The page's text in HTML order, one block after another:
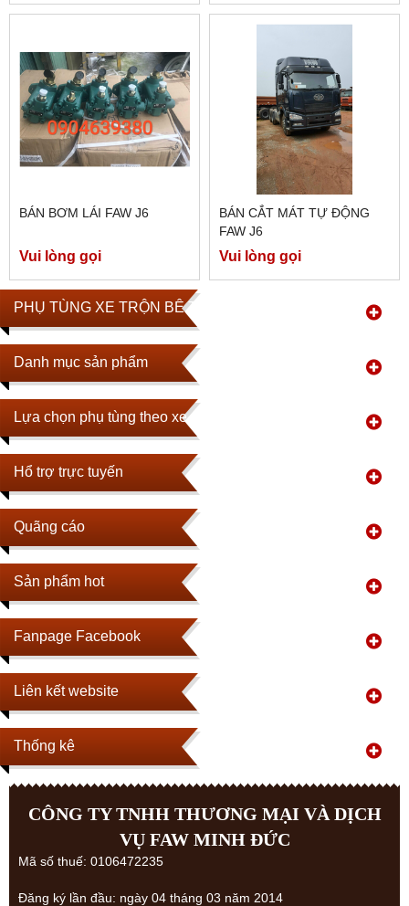
PHỤ TÙNG XE TRỘN BÊ TÔNG
Danh mục sản phẩm
Lựa chọn phụ tùng theo xe
Hổ trợ trực tuyến
Quãng cáo
Sản phẩm hot
Fanpage Facebook
Liên kết website
Thống kê
BÁN BƠM LÁI FAW J6
Vui lòng gọi
BÁN CẮT MÁT TỰ ĐỘNG
FAW J6
Vui lòng gọi
CÔNG TY TNHH THƯƠNG MẠI VÀ DỊCH
VỤ FAW MINH ĐỨC
Mã số thuế: 0106472235
Đăng ký lần đầu: ngày 04 tháng 03 năm 2014